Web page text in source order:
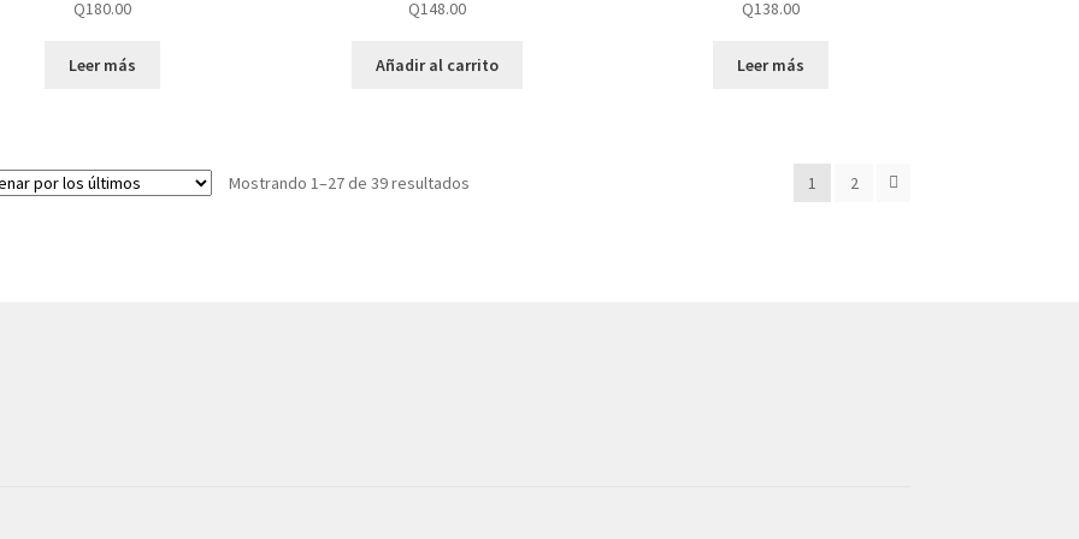
Q180.00
Leer más
Q148.00
Añadir al carrito
Q138.00
Leer más
Mostrando 1–27 de 39 resultados 1 2